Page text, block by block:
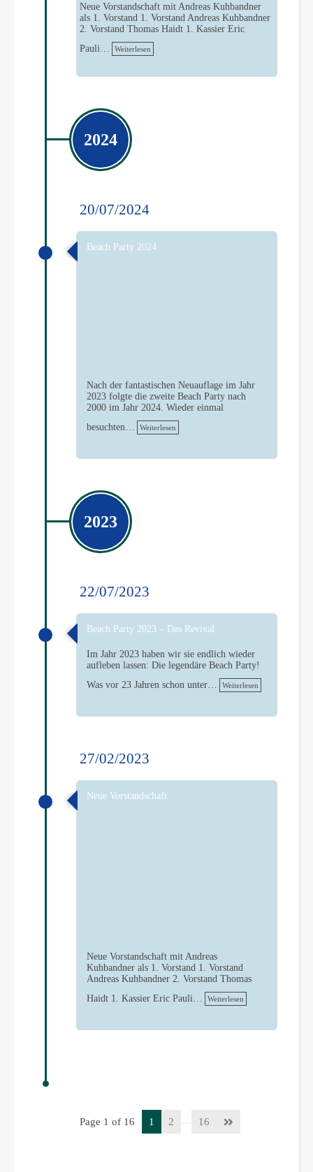
Neue Vorstandschaft mit Andreas Kuhbandner
als 1. Vorstand 1. Vorstand Andreas Kuhbandner
2. Vorstand Thomas Haidt 1. Kassier Eric
Pauli…
Weiterlesen
2024
20/07/2024
Beach Party 2024
Nach der fantastischen Neuauflage im Jahr
2023 folgte die zweite Beach Party nach
2000 im Jahr 2024. Wieder einmal
besuchten…
Weiterlesen
2023
22/07/2023
Beach Party 2023 – Das Revival
Im Jahr 2023 haben wir sie endlich wieder
aufleben lassen: Die legendäre Beach Party!
Was vor 23 Jahren schon unter…
Weiterlesen
27/02/2023
Neue Vorstandschaft
Neue Vorstandschaft mit Andreas
Kuhbandner als 1. Vorstand 1. Vorstand
Andreas Kuhbandner 2. Vorstand Thomas
Haidt 1. Kassier Eric Pauli…
Weiterlesen
Page 1 of 16 1 2 … 16